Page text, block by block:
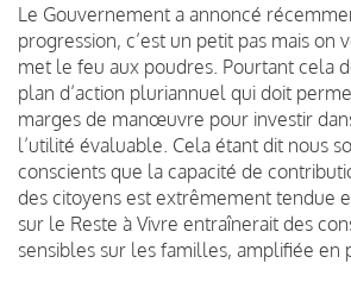
Le Gouvernement a annoncé
progression, c’est un petit pas mais on
met le feu aux poudres. Pourtant cela
plan d’action pluriannuel qui doit
marges de manœuvre pour investir
l’utilité évaluable. Cela étant dit nous
conscients que la capacité de
des citoyens est extrêmement tendue
sur le Reste à Vivre entraînerait des
sensibles sur les familles, amplifiée en